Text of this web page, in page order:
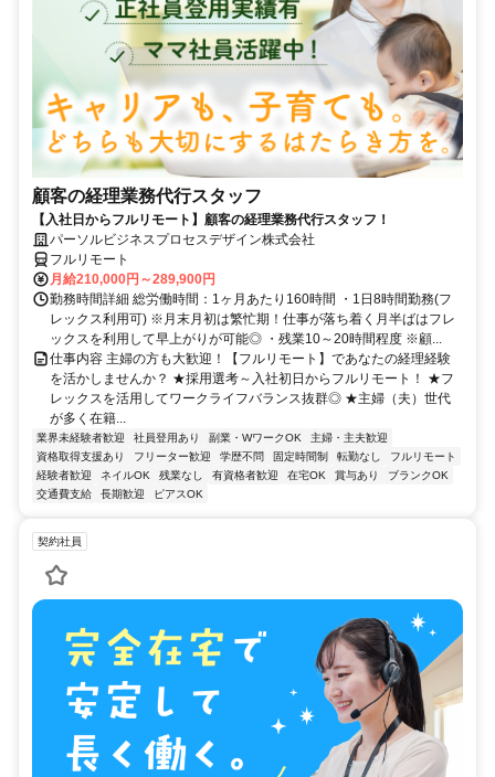
顧客の経理業務代行スタッフ
【入社日からフルリモート】顧客の経理業務代行スタッフ！
パーソルビジネスプロセスデザイン株式会社
フルリモート
月給210,000円～289,900円
勤務時間詳細 総労働時間：1ヶ月あたり160時間 ・1日8時間勤務(フ
レックス利用可) ※月末月初は繁忙期！仕事が落ち着く月半ばはフレ
ックスを利用して早上がりが可能◎ ・残業10～20時間程度 ※顧...
仕事内容 主婦の方も大歓迎！【フルリモート】であなたの経理経験
を活かしませんか？ ★採用選考～入社初日からフルリモート！ ★フ
レックスを活用してワークライフバランス抜群◎ ★主婦（夫）世代
が多く在籍...
業界未経験者歓迎 社員登用あり 副業・WワークOK
主婦・主夫歓迎
資格取得支援あり
フリーター歓迎 学歴不問 固定時間制 転勤なし
フルリモート
経験者歓迎
ネイルOK 残業なし 有資格者歓迎 在宅OK 賞与あり
ブランクOK
交通費支給
長期歓迎 ピアスOK
契約社員